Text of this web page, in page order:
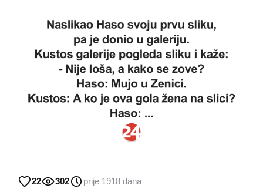
22 302 prije 1918 dana